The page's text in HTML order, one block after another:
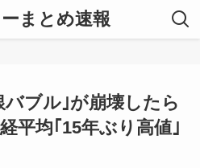
まとめ速報
バブル｣が崩壊したら
平均｢15年ぶり高値｣